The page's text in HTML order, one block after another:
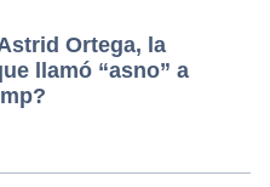
Ortega, la
llamó “asno” a